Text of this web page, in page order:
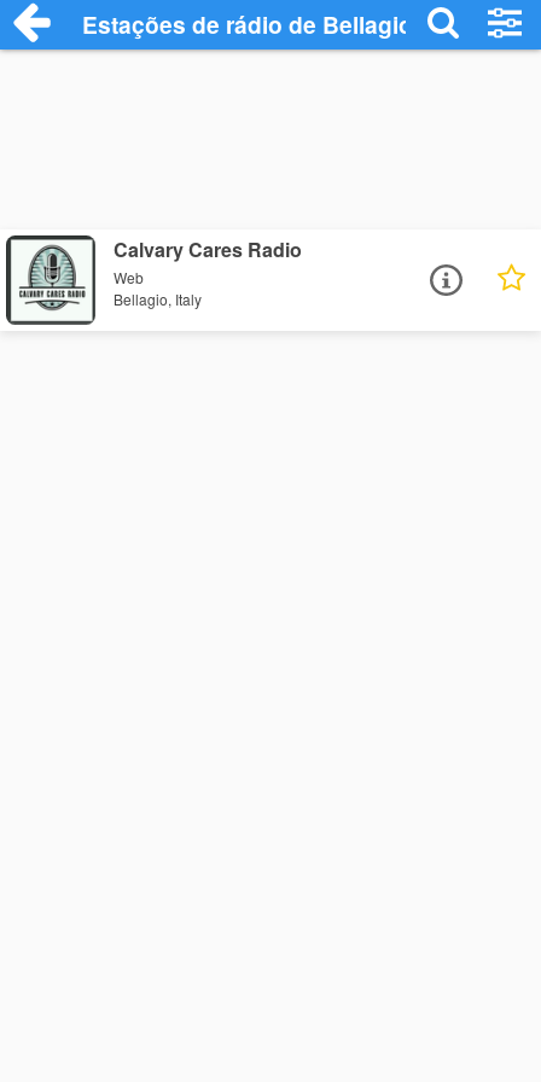
Estações de rádio de Bellagio - Ouça
Calvary Cares Radio
Web
Bellagio, Italy